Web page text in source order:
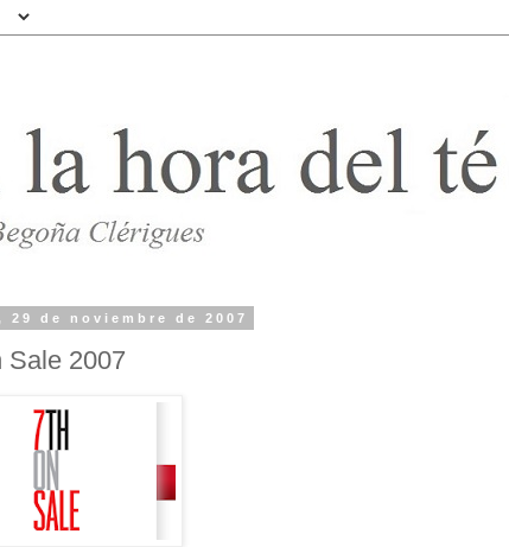
29 de noviembre de 2007
Sale 2007